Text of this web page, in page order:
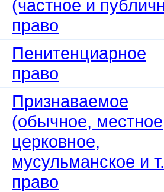
(частное и
право
Пенитенциарное
право
Признаваемое
(обычное,
церковное,
мусульманское и
право